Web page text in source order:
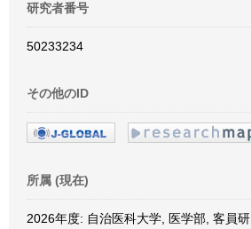
研究者番号
50233234
その他のID
所属 (現在)
2026年度: 自治医科大学, 医学部, 客員